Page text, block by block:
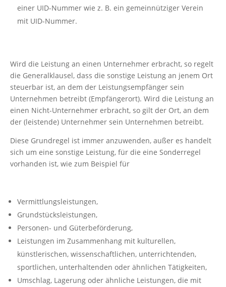
einer UID-Nummer wie z. B. ein gemeinnütziger Verein
mit UID-Nummer.
Wird die Leistung an einen Unternehmer erbracht, so regelt
die Generalklausel, dass die sonstige Leistung an jenem Ort
steuerbar ist, an dem der Leistungsempfänger sein
Unternehmen betreibt (Empfängerort). Wird die Leistung an
einen Nicht-Unternehmer erbracht, so gilt der Ort, an dem
der (leistende) Unternehmer sein Unternehmen betreibt.
Diese Grundregel ist immer anzuwenden, außer es handelt
sich um eine sonstige Leistung, für die eine Sonderregel
vorhanden ist, wie zum Beispiel für
Vermittlungsleistungen,
Grundstücksleistungen,
Personen- und Güterbeförderung,
Leistungen im Zusammenhang mit kulturellen,
künstlerischen, wissenschaftlichen, unterrichtenden,
sportlichen, unterhaltenden oder ähnlichen Tätigkeiten,
Umschlag, Lagerung oder ähnliche Leistungen, die mit